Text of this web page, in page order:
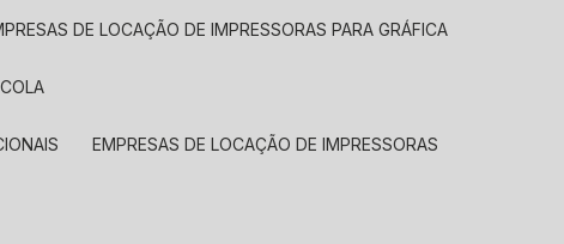
DE LOCAÇÃO DE IMPRESSORAS PARA GRÁFICA
EMPRESAS DE LOCAÇÃO DE IMPRESSORAS